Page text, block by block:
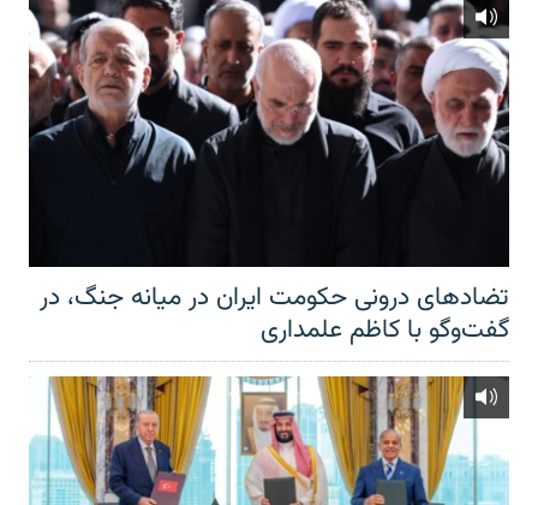
تضادهای درونی حکومت ایران در میانه جنگ، در
گفت‌‌وگو با کاظم علمداری